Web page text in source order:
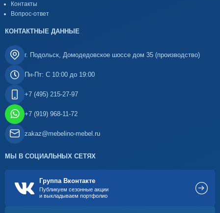
Контакты
Вопрос-ответ
КОНТАКТНЫЕ ДАННЫЕ
г. Подольск, Домодедовское шоссе дом 35 (производство)
Пн-Пт: С 10:00 до 19:00
+7 (495) 215-27-97
+7 (919) 968-11-72
zakaz@mebelino-mebel.ru
МЫ В СОЦИАЛЬНЫХ СЕТЯХ
Группа Вконтакте
Публикуем сезонные акции
и выкладываем портфолио